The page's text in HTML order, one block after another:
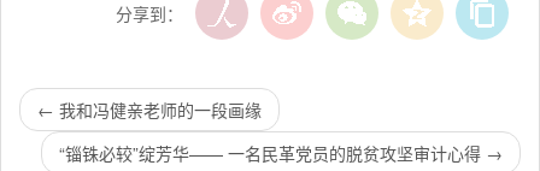
分享到：
← 我和冯健亲老师的一段画缘
“锱铢必较”绽芳华—— 一名民革党员的脱贫攻坚审计心得 →